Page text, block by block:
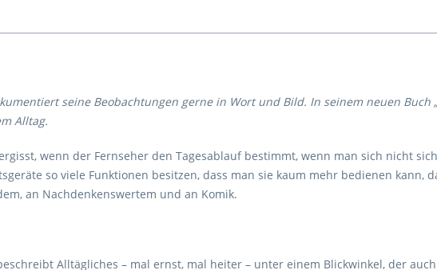
seine Beobachtungen gerne in Wort und Bild. In seinem neuen Buch
Alltag.
wenn der Fernseher den Tagesablauf bestimmt, wenn man sich nicht
so viele Funktionen besitzen, dass man sie kaum mehr bedienen kann,
an Nachdenkenswertem und an Komik.
Alltägliches – mal ernst, mal heiter – unter einem Blickwinkel, der